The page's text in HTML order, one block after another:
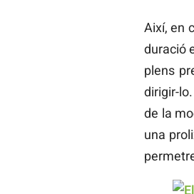
Així, en
duració
plens
dirigir-
de la
una